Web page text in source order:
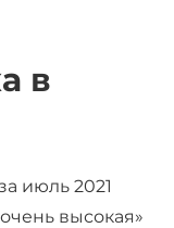
в
июль 2021
высокая»